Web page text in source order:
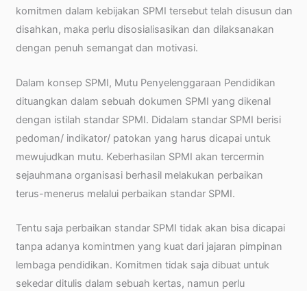
komitmen dalam kebijakan SPMI tersebut telah disusun dan
disahkan, maka perlu disosialisasikan dan dilaksanakan
dengan penuh semangat dan motivasi.
Dalam konsep SPMI, Mutu Penyelenggaraan Pendidikan
dituangkan dalam sebuah dokumen SPMI yang dikenal
dengan istilah standar SPMI. Didalam standar SPMI berisi
pedoman/ indikator/ patokan yang harus dicapai untuk
mewujudkan mutu. Keberhasilan SPMI akan tercermin
sejauhmana organisasi berhasil melakukan perbaikan
terus-menerus melalui perbaikan standar SPMI.
Tentu saja perbaikan standar SPMI tidak akan bisa dicapai
tanpa adanya komintmen yang kuat dari jajaran pimpinan
lembaga pendidikan. Komitmen tidak saja dibuat untuk
sekedar ditulis dalam sebuah kertas, namun perlu